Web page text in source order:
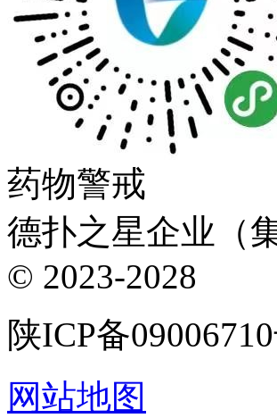
药物警戒
德扑之星企业（
© 2023-2028
陕ICP备
网站地图